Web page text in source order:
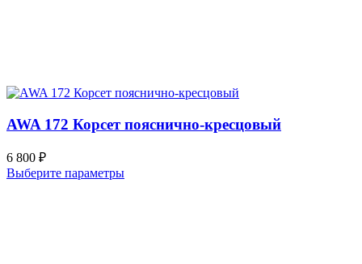
AWA 172 Корсет пояснично-кресцовый
6 800 ₽
Выберите параметры